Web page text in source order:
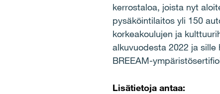
kerrostaloa, joista nyt
pysäköintilaitos yli 150
korkeakoulujen ja
alkuvuodesta 2022 ja
BREEAM-
Lisätietoja antaa: